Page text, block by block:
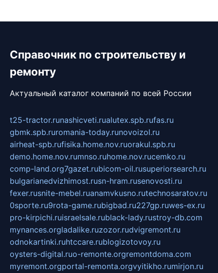
Справочник по строительству и
ремонту
Актуальный каталог компаний по всей России
t25-tractor.runashicveti.rualutex.spb.rufas.ru
gbmk.spb.ruromania-today.runovoizol.ru
airheat-spb.rufisika.home.nov.ruorakul.spb.ru
demo.home.nov.rumnso.ruhome.nov.rucemko.ru
comp-land.org7gazet.rubicom-oil.rusuperiorsearch.ru
bulgarianedvizhimost.rusn-hram.rusenovosti.ru
fexer.rusnite-mebel.ruanamvkusno.rutechnosaratov.ru
0sporte.ru9rota-game.rubigbad.ru227gp.ruwes-ex.ru
pro-kirpichi.ruisraelsale.rublack-lady.rustroy-db.com
mynances.orgladalike.ruzozor.rudvigremont.ru
odnokartinki.ruhtccare.rublogizotovoy.ru
oysters-digital.ruo-remonte.orgremontdoma.com
myremont.orgportal-remonta.orgvyitikho.rumirjon.ru